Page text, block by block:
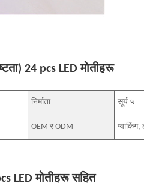
24 pcs LED मोतीहरू
निर्माता सूर्य ५
OEM र ODM प्याकिंग,
LED मोतीहरू सहित